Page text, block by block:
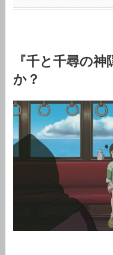
『千と千尋の
か？